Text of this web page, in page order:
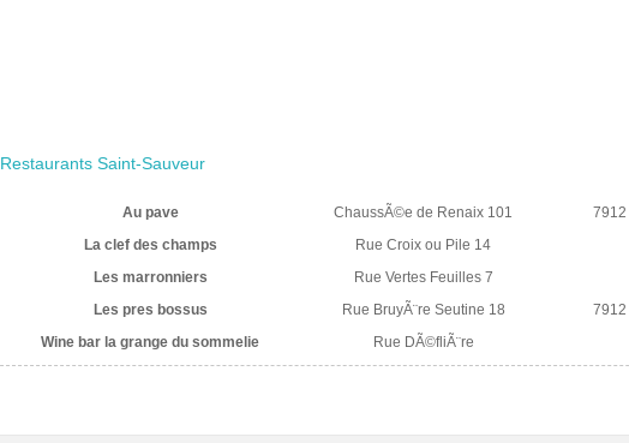
Restaurants Saint-Sauveur
Au pave ChaussÃ©e de Renaix 101 7912
La clef des champs
Rue Croix ou Pile 14
Les marronniers
Rue Vertes Feuilles 7
Les pres bossus
Rue BruyÃ¨re Seutine 18 7912
Wine bar la grange du sommelie
Rue DÃ©fliÃ¨re